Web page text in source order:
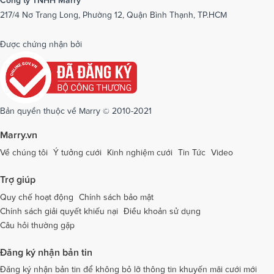
Dịch vụ cưới tại Phú Yên Dịch vụ cưới tại Phú Thọ
Dịch vụ cưới tại Quảng Bình
Dịch vụ cưới tại Quảng Ngãi
Dịch vụ cưới tại Quảng Ninh
Dịch vụ cưới tại Sóc Trăng Dịch vụ cưới tại Sơn La
Dịch vụ cưới tại Thái Bình Dịch vụ cưới tại Thanh Hóa
Dịch vụ cưới tại Thừa Thiên - Huế
Dịch vụ cưới tại An Giang Dịch vụ cưới tại Trà Vinh
Dịch vụ cưới tại Tuyên Quang Dịch vụ cưới tại Vĩnh Long
Dịch vụ cưới tại Bà Rịa - Vũng TàuDịch vụ cưới tại Bắc Giang
217/4 Nơ Trang Long, Phường 12, Quận Bình Thạnh, TP.HCM
Được chứng nhận bởi
Bản quyền thuộc về Marry © 2010-2021
Marry.vn
Về chúng tôi Ý tưởng cưới Kinh nghiệm cưới Tin Tức Video
Trợ giúp
Quy chế hoạt động
Chính sách bảo mật
Chính sách giải quyết khiếu nại Điều khoản sử dụng
Câu hỏi thường gặp
Đăng ký nhận bản tin
Đăng ký nhận bản tin để không bỏ lỡ thông tin khuyến mãi cưới mới